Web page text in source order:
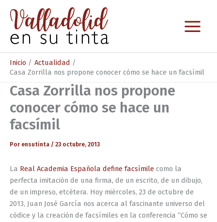
contenido
Inicio
Actualidad
Casa Zorrilla nos propone conocer cómo se hace un facsímil
Casa Zorrilla nos propone
conocer cómo se hace un
facsímil
Por ensutinta / 23 octubre, 2013
La Real Academia Española define facsímile como la
perfecta imitación de una firma, de un escrito, de un dibujo,
de un impreso, etcétera. Hoy miércoles, 23 de octubre de
2013, Juan José García nos acerca al fascinante universo del
códice y la creación de facsímiles en la conferencia “Cómo se